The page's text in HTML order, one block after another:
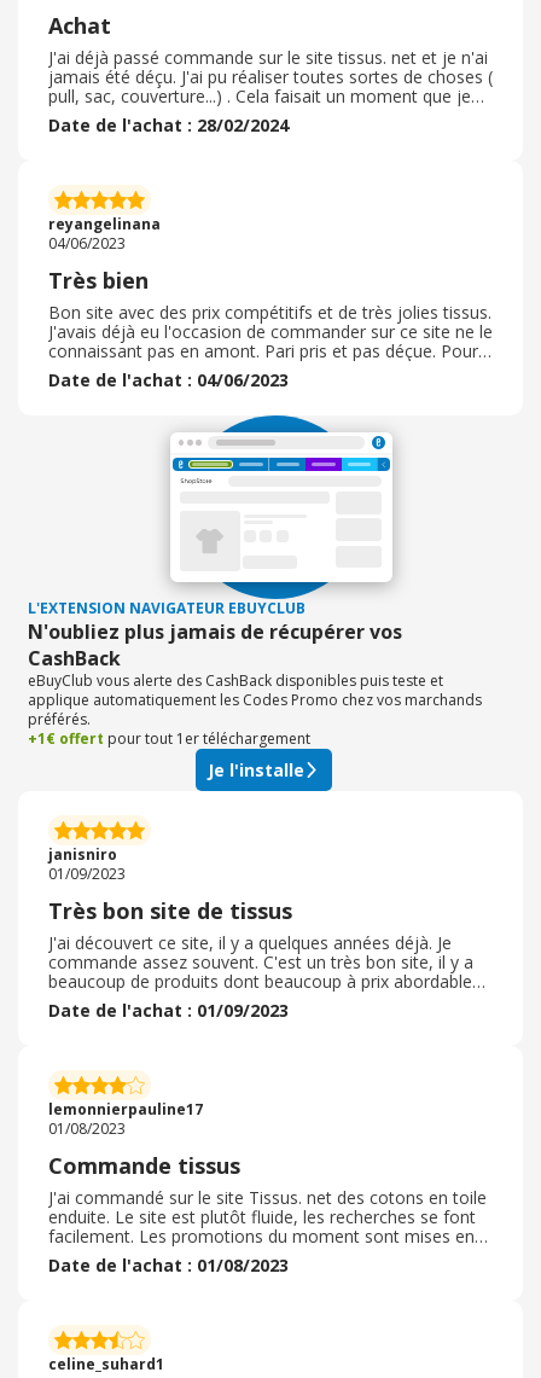
Achat
J'ai déjà passé commande sur le site tissus. net et je n'ai
jamais été déçu. J'ai pu réaliser toutes sortes de choses (
pull, sac, couverture...) . Cela faisait un moment que je
n'avais pas acheté de tissus alors quand j'ai voulu m'y
remettre j'ai commencé par regarder sur le site. J'ai
cashback m'incite à commencer sur le site. Petit point
noir pour moi c'est le prix des frais de port.
Date de l'achat : 28/02/2024
reyangelinana
04/06/2023
Très bien
Bon site avec des prix compétitifs et de très jolies tissus.
J'avais déjà eu l'occasion de commander sur ce site ne le
connaissant pas en amont. Pari pris et pas déçue. Pour
cette nouvelle commande il s'agit d'un tissu qui sera
utilisé pour un cadeau. La commande se fait très
mail et la livraison est assez rapide en moins d'une
semaine. Les tissus sont de bonnes qualité. Je
recommande le site de tissus. net sans problème et
n'hésiterai pas recommander
Date de l'achat : 04/06/2023
L'EXTENSION NAVIGATEUR EBUYCLUB
N'oubliez plus jamais de récupérer vos
CashBack
eBuyClub vous alerte des CashBack disponibles puis teste et
applique automatiquement les Codes Promo chez vos marchands
préférés.
+1€ offert pour tout 1er téléchargement
Je l'installe
janisniro
01/09/2023
Très bon site de tissus
J'ai découvert ce site, il y a quelques années déjà. Je
commande assez souvent. C'est un très bon site, il y a
beaucoup de produits dont beaucoup à prix abordables,
ils proposent des promotions régulièrement. Le site
propose la livraison gratuite à partir d'un certain
gratuit est disponible. En cas de question, on obtient une
réponse rapidement. Les commandes sont emballées
soigneusement et rapidement. Je recommande ce site,
ne changez rien.
Date de l'achat : 01/09/2023
lemonnierpauline17
01/08/2023
Commande tissus
J'ai commandé sur le site Tissus. net des cotons en toile
enduite. Le site est plutôt fluide, les recherches se font
facilement. Les promotions du moment sont mises en
avant. J'ai eu recours à une promotion via le site
Ebuyclub ( remise d'environ 2€ sur ma cagnotte) . Le
Colis déposé à la poste de mon quartier car j'étais
absente. Emballage tout a fait correcte. Tissus bien pliés,
étiquetés pour un bon repérage des références. . Tissu
Date de l'achat : 01/08/2023
celine_suhard1